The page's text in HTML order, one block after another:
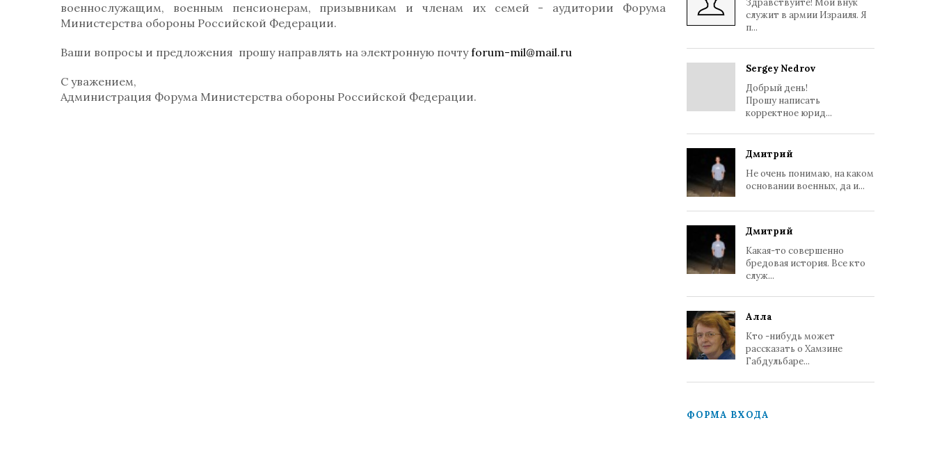
военнослужащим, военным пенсионерам, призывникам и членам их семей - аудитории Форума
Министерства обороны Российской Федерации.
Ваши вопросы и предложения прошу направлять на электронную почтуforum-mil@mail.ru
С уважением,
Администрация Форума Министерства обороны Российской Федерации.
Здравствуйте! Мой внук
служит в армии Израиля. Я
п...
Sergey Nedrov
Добрый день!
Прошу написать
корректное юрид...
Дмитрий
Не очень понимаю, на каком
основании военных, да и...
Дмитрий
Какая-то совершенно
бредовая история. Все кто
служ...
Алла
Кто -нибудь может
рассказать о Хамзине
Габдульбаре...
ФОРМА ВХОДА